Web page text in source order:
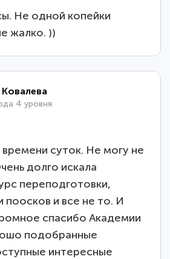
Не одной копейки
жалко. ))
4 уровня
суток. Не могу не
долго искала
переподготовки,
поосков и все не то. И
спасибо Академии
подобранные
интересные